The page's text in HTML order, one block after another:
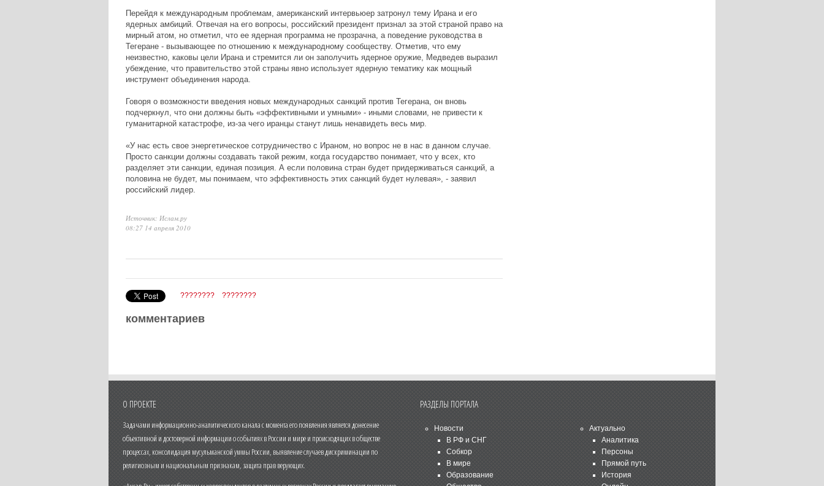
Перейдя к международным проблемам, американский интервьюер затронул тему Ирана и его
ядерных амбиций. Отвечая на его вопросы, российский президент признал за этой страной право на
мирный атом, но отметил, что ее ядерная программа не прозрачна, а поведение руководства в
Тегеране - вызывающее по отношению к международному сообществу. Отметив, что ему
неизвестно, каковы цели Ирана и стремится ли он заполучить ядерное оружие, Медведев выразил
убеждение, что правительство этой страны явно использует ядерную тематику как мощный
инструмент объединения народа.
Говоря о возможности введения новых международных санкций против Тегерана, он вновь
подчеркнул, что они должны быть «эффективными и умными» - иными словами, не привести к
гуманитарной катастрофе, из-за чего иранцы станут лишь ненавидеть весь мир.
«У нас есть свое энергетическое сотрудничество с Ираном, но вопрос не в нас в данном случае.
Просто санкции должны создавать такой режим, когда государство понимает, что у всех, кто
разделяет эти санкции, единая позиция. А если половина стран будет придерживаться санкций, а
половина не будет, мы понимаем, что эффективность этих санкций будет нулевая», - заявил
российский лидер.
Источник: Ислам.ру
08:27 14 апреля 2010
???????? ????????
комментариев
О ПРОЕКТЕ
Задачами информационно-аналитического канала с момента его появления является донесение
объективной и достоверной информации о событиях в России и мире и происходящих в обществе
процессах, консолидация мусульманской уммы России, выявление случаев дискриминации по
религиозным и национальным признакам, защита прав верующих.
РАЗДЕЛЫ ПОРТАЛА
Новости
В РФ и СНГ
Собкор
В мире
Образование
Актуально
Аналитика
Персоны
Прямой путь
История